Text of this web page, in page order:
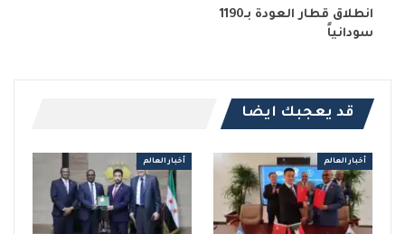
انطلاق قطار العودة بـ1190
سودانياً
قد يعجبك ايضا
أخبار العالم أخبار العالم